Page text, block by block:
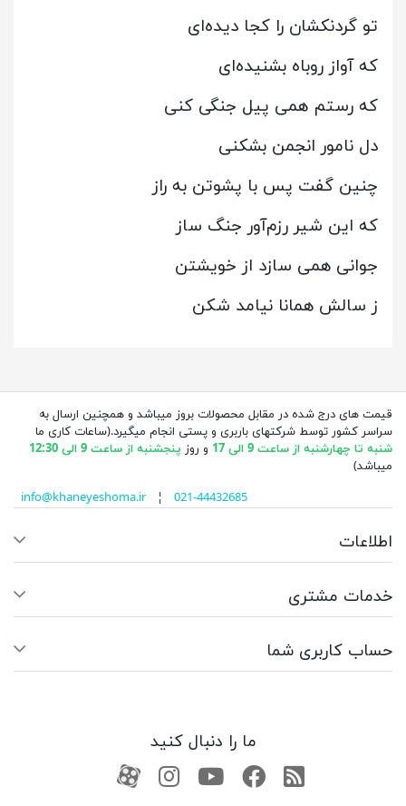
تو گردنکشان را کجا دیده‌ای
که آواز روباه بشنیده‌ای
که رستم همی پیل جنگی کنی
دل نامور انجمن بشکنی
چنین گفت پس با پشوتن به راز
که این شیر رزم‌آور جنگ ساز
جوانی همی سازد از خویشتن
ز سالش همانا نیامد شکن
قیمت های درج شده در مقابل محصولات بروز میباشد و همچنین ارسال به
سراسر کشور توسط شرکتهای باربری و پستی انجام میگیرد.(ساعات کاری ما
شنبه تا چهارشنبه از ساعت 9 الی 17
و روز پنجشنبه از ساعت 9 الی 12:30
میباشد)
info@khaneyeshoma.ir¦ 021-44432685
اطلاعات
خدمات مشتری
حساب کاربری شما
ما را دنبال کنید
RSSفیسبوکیوتیوبکانال آپارات
کانال آپارات